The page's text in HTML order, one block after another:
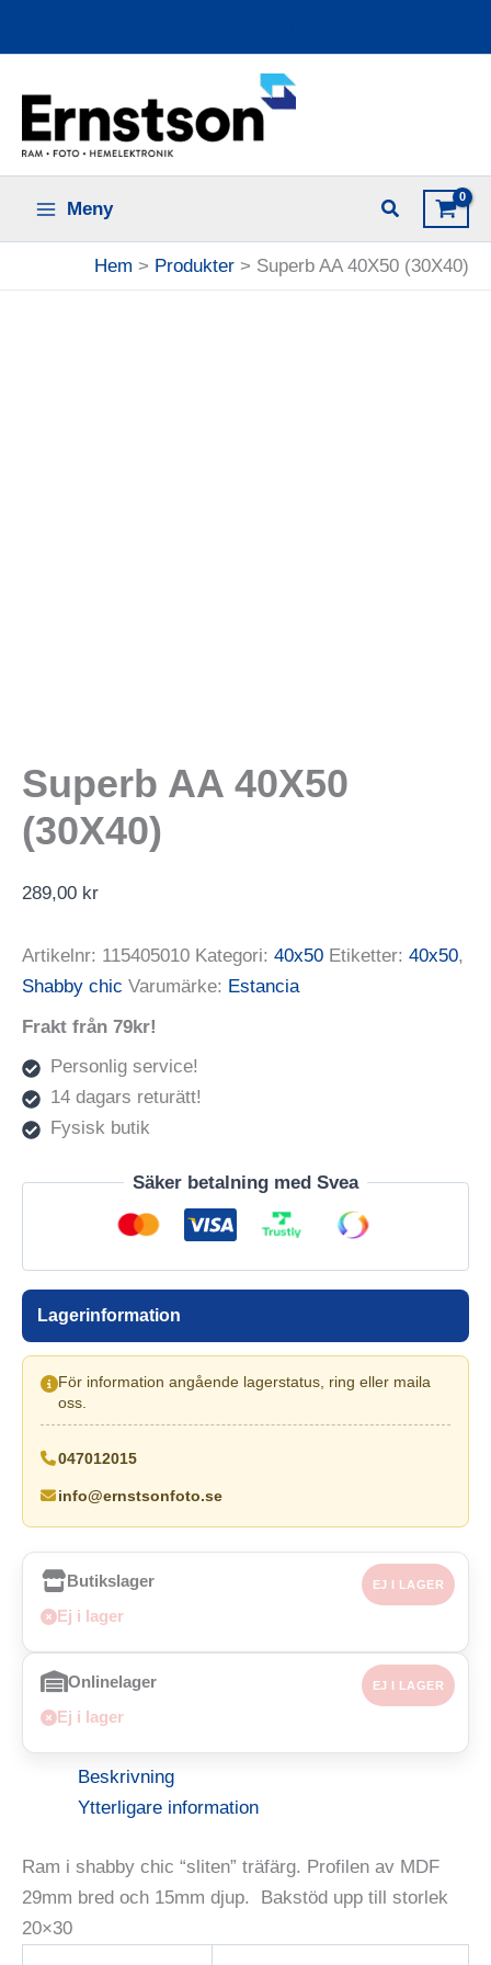
Meny
Hem Produkter Superb AA 40X50 (30X40)
Superb AA 40X50
(30X40)
289,00 kr
Artikelnr: 115405010 Kategori: 40x50 Etiketter: 40x50,
Shabby chic Varumärke: Estancia
Frakt från 79kr!
Personlig service!
14 dagars returätt!
Fysisk butik
Säker betalning med Svea
Lagerinformation
För information angående lagerstatus, ring eller maila
oss.
047012015
info@ernstsonfoto.se
Butikslager EJ I LAGER
Ej i lager
Onlinelager EJ I LAGER
Ej i lager
Beskrivning
Ytterligare information
Ram i shabby chic “sliten” träfärg. Profilen av MDF
29mm bred och 15mm djup. Bakstöd upp till storlek
20×30